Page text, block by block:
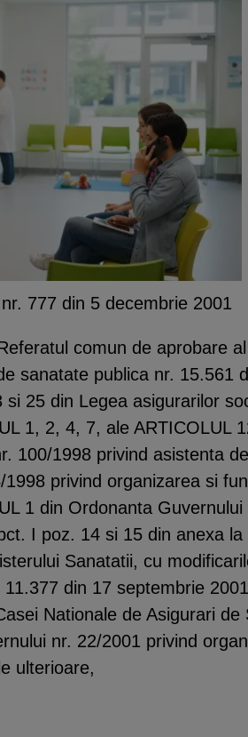
777 din 5 decembrie 2001
comun de aprobare
sanatate publica nr. 15.561
25 din Legea asigurarilor
1, 2, 4, 7, ale ARTICOLUL
100/1998 privind asistenta
privind organizarea si
1 din Ordonanta
I poz. 14 si 15 din anexa
Sanatatii, cu
din 17 septembrie
Nationale de Asigurari
nr. 22/2001 privind
ulterioare,